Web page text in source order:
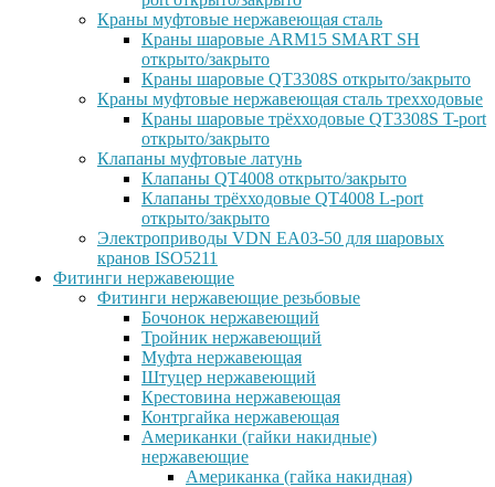
Краны муфтовые нержавеющая сталь
Краны шаровые ARM15 SMART SH
открыто/закрыто
Краны шаровые QT3308S открыто/закрыто
Краны муфтовые нержавеющая сталь трехходовые
Краны шаровые трёхходовые QT3308S T-port
открыто/закрыто
Клапаны муфтовые латунь
Клапаны QT4008 открыто/закрыто
Клапаны трёхходовые QT4008 L-port
открыто/закрыто
Электроприводы VDN EA03-50 для шаровых
кранов ISO5211
Фитинги нержавеющие
Фитинги нержавеющие резьбовые
Бочонок нержавеющий
Тройник нержавеющий
Муфта нержавеющая
Штуцер нержавеющий
Крестовина нержавеющая
Контргайка нержавеющая
Американки (гайки накидные)
нержавеющие
Американка (гайка накидная)